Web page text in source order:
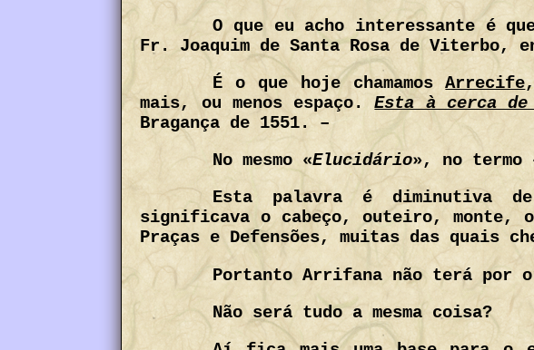
O que eu acho interessante é
Fr. Joaquim de Santa Rosa de Viterbo,
É o que hoje chamamosArrecife
mais, ou menos espaço.Esta à cerca
Bragança de 1551. –
No mesmo «Elucidário», no termo
Esta palavra é diminutiva
significava o cabeço, outeiro, monte,
Praças e Defensões, muitas das quais
Portanto Arrifana não terá por
Não será tudo a mesma coisa?